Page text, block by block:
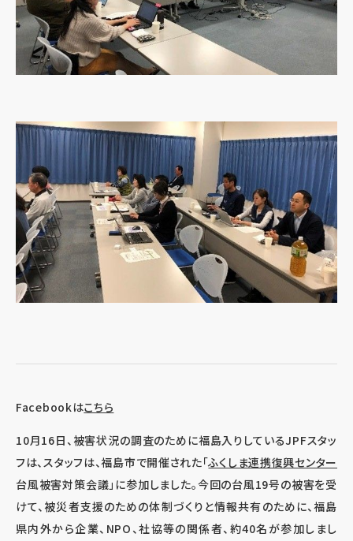
Facebookはこちら
10月16日、被害状況の調査のために福島入りしているJPFスタッ
フは、スタッフは、福島市で開催された「ふくしま連携復興センター
台風被害対策会議」に参加しました。今回の台風19号の被害を受
けて、被災者支援のための体制づくりと情報共有のために、福島
県内外から企業、NPO、社協等の関係者、約40名が参加しまし